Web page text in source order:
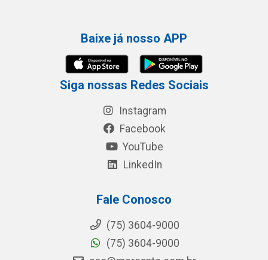
Baixe já nosso APP
Siga nossas Redes Sociais
Instagram
Facebook
YouTube
LinkedIn
Fale Conosco
(75) 3604-9000
(75) 3604-9000